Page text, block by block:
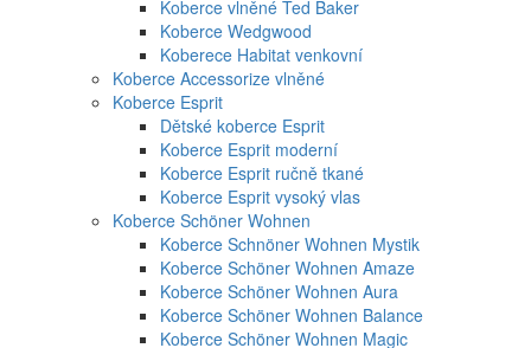
Koberce vlněné Ted Baker
Koberce Wedgwood
Koberece Habitat venkovní
Koberce Accessorize vlněné
Koberce Esprit
Dětské koberce Esprit
Koberce Esprit moderní
Koberce Esprit ručně tkané
Koberce Esprit vysoký vlas
Koberce Schöner Wohnen
Koberce Schnöner Wohnen Mystik
Koberce Schöner Wohnen Amaze
Koberce Schöner Wohnen Aura
Koberce Schöner Wohnen Balance
Koberce Schöner Wohnen Magic